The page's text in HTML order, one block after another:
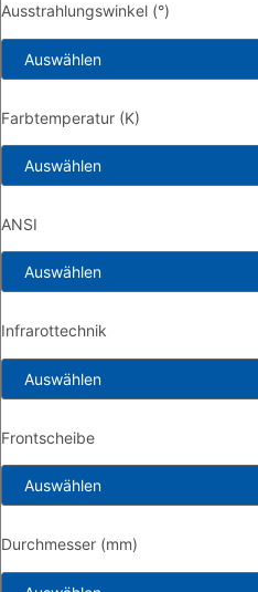
Ausstrahlungswinkel (°)
Farbtemperatur (K)
ANSI
Infrarottechnik
Frontscheibe
Durchmesser (mm)